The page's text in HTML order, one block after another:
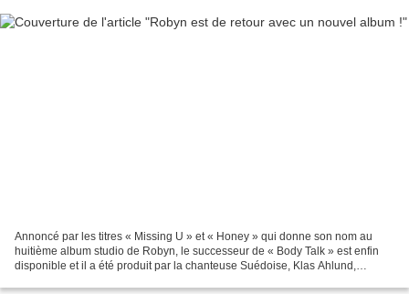
Annoncé par les titres « Missing U » et « Honey » qui donne son nom au
huitième album studio de Robyn, le successeur de « Body Talk » est enfin
disponible et il a été produit par la chanteuse Suédoise, Klas Ahlund,